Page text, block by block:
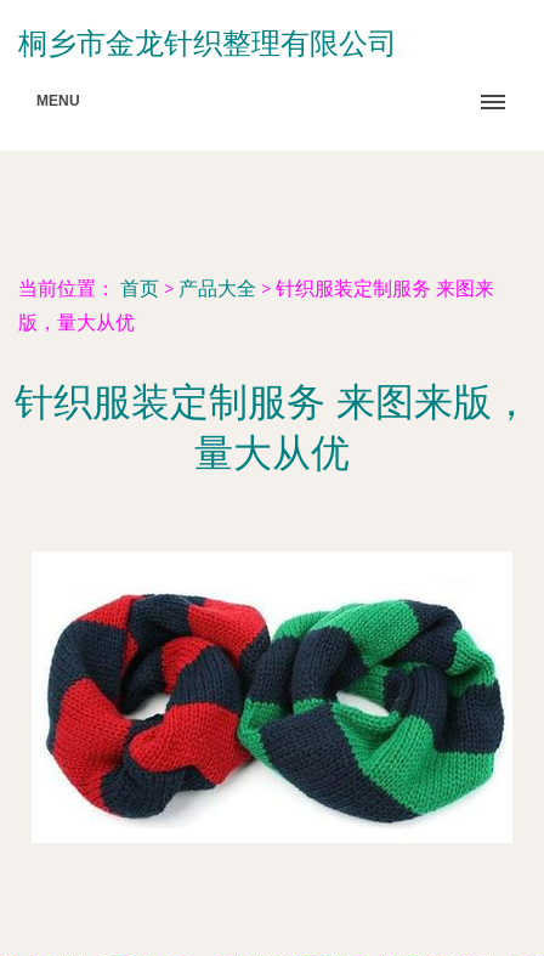
桐乡市金龙针织整理有限公司
MENU
当前位置： 首页 > 产品大全 > 针织服装定制服务 来图来
版，量大从优
针织服装定制服务 来图来版，
量大从优